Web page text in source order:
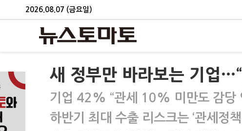
2026.08.07 (금요일)
새 정부만 바라보는 기업
기업 42% “관세 10% 미만도 감당
하반기 최대 수출 리스크는 ‘관세정책